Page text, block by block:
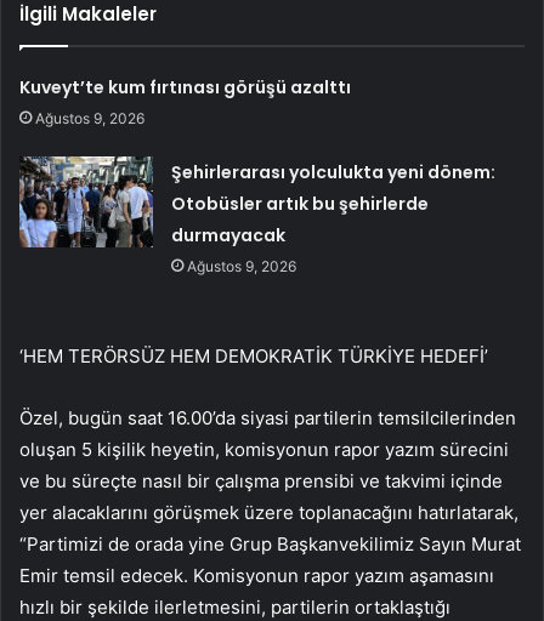
İlgili Makaleler
Kuveyt’te kum fırtınası görüşü azalttı
Ağustos 9, 2026
Şehirlerarası yolculukta yeni dönem:
Otobüsler artık bu şehirlerde
durmayacak
Ağustos 9, 2026
‘HEM TERÖRSÜZ HEM DEMOKRATİK TÜRKİYE HEDEFİ’
Özel, bugün saat 16.00’da siyasi partilerin temsilcilerinden
oluşan 5 kişilik heyetin, komisyonun rapor yazım sürecini
ve bu süreçte nasıl bir çalışma prensibi ve takvimi içinde
yer alacaklarını görüşmek üzere toplanacağını hatırlatarak,
“Partimizi de orada yine Grup Başkanvekilimiz Sayın Murat
Emir temsil edecek. Komisyonun rapor yazım aşamasını
hızlı bir şekilde ilerletmesini, partilerin ortaklaştığı